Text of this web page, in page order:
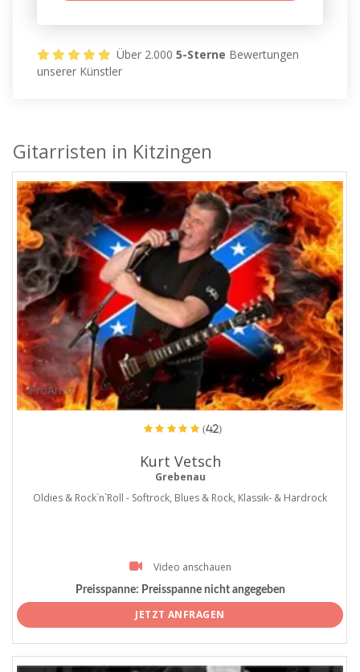
Über 2.0005-Sterne Bewertungen
unserer Künstler
Gitarristen in Kitzingen
ProArtist
(42)
Kurt Vetsch
Grebenau
Oldies & Rock`n`Roll - Softrock, Blues & Rock, Klassik- & Hardrock
Video anschauen
Preisspanne: Preisspanne nicht angegeben
JETZT ANFRAGEN